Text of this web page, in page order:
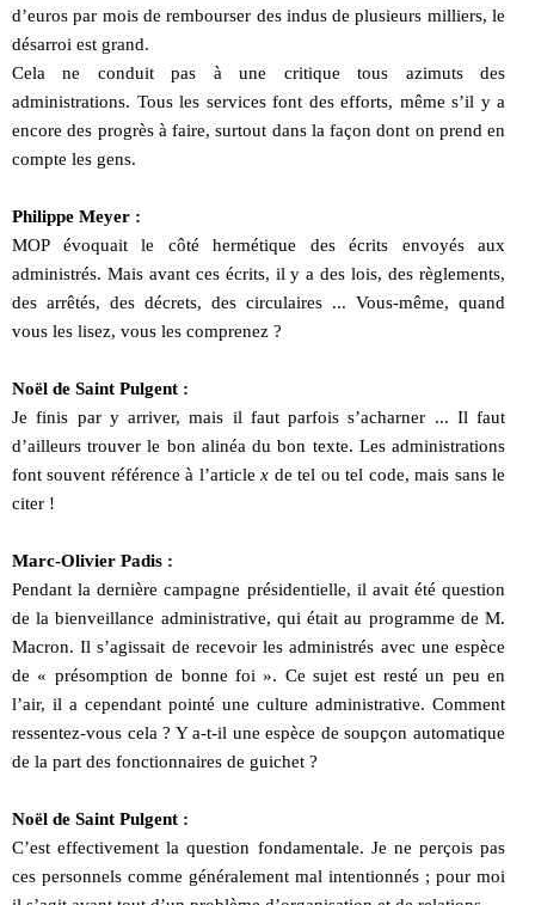
d’euros par mois de rembourser des indus de plusieurs milliers, le
désarroi est grand.
Cela ne conduit pas à une critique tous azimuts des
administrations. Tous les services font des efforts, même s’il y a
encore des progrès à faire, surtout dans la façon dont on prend en
compte les gens.
Philippe Meyer :
MOP évoquait le côté hermétique des écrits envoyés aux
administrés. Mais avant ces écrits, il y a des lois, des règlements,
des arrêtés, des décrets, des circulaires ... Vous-même, quand
vous les lisez, vous les comprenez ?
Noël de Saint Pulgent :
Je finis par y arriver, mais il faut parfois s’acharner ... Il faut
d’ailleurs trouver le bon alinéa du bon texte. Les administrations
font souvent référence à l’articlex de tel ou tel code, mais sans le
citer !
Marc-Olivier Padis :
Pendant la dernière campagne présidentielle, il avait été question
de la bienveillance administrative, qui était au programme de M.
Macron. Il s’agissait de recevoir les administrés avec une espèce
de « présomption de bonne foi ». Ce sujet est resté un peu en
l’air, il a cependant pointé une culture administrative. Comment
ressentez-vous cela ? Y a-t-il une espèce de soupçon automatique
de la part des fonctionnaires de guichet ?
Noël de Saint Pulgent :
C’est effectivement la question fondamentale. Je ne perçois pas
ces personnels comme généralement mal intentionnés ; pour moi